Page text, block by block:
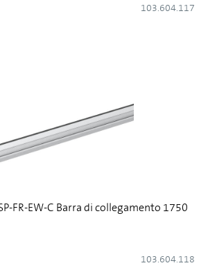
103.604.117
FR-EW-C Barra di collegamento 1750
103.604.118